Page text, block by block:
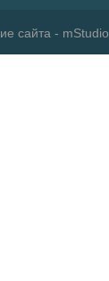
сайта - mStudio